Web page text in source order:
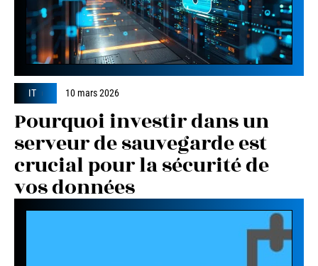
IT 10 mars 2026
Pourquoi investir dans un
serveur de sauvegarde est
crucial pour la sécurité de
vos données